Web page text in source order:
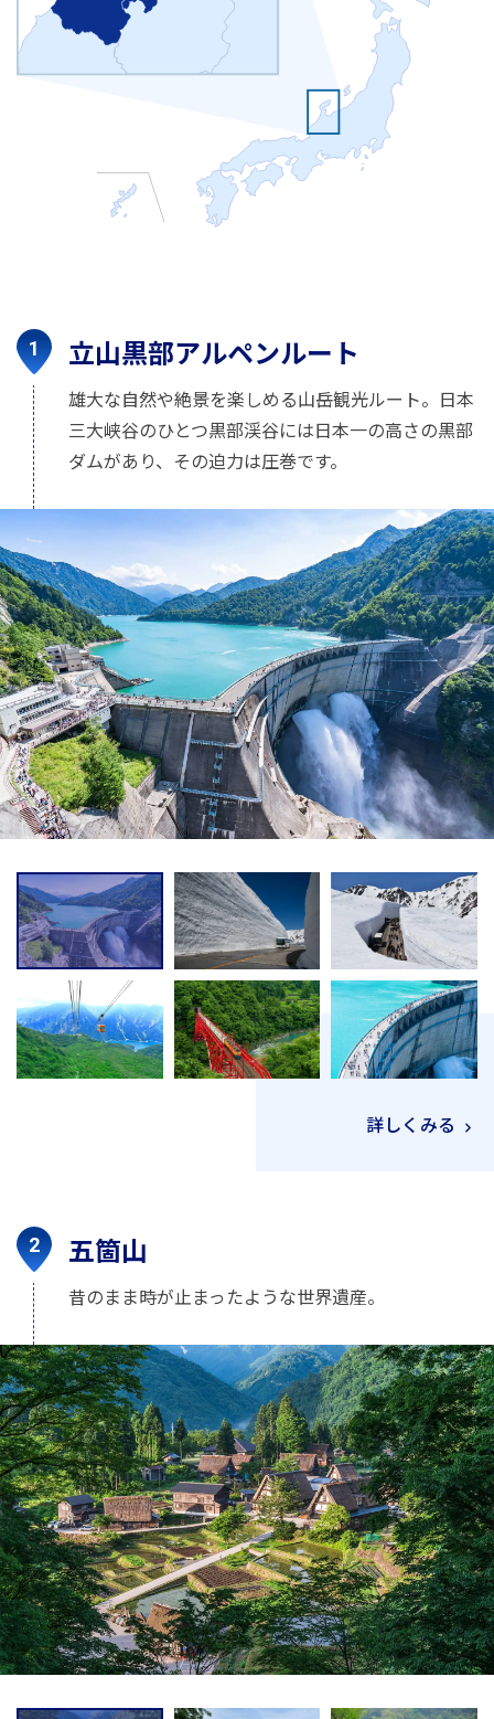
立山黒部アルペンルート
雄大な自然や絶景を楽しめる山岳観光ルート。日本
三大峡谷のひとつ黒部渓谷には日本一の高さの黒部
ダムがあり、その迫力は圧巻です。
詳しくみる
五箇山
昔のまま時が止まったような世界遺産。